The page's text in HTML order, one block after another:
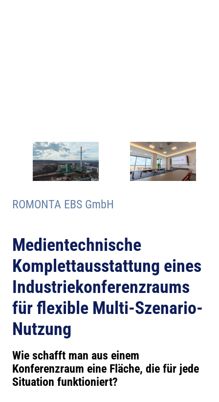
ROMONTA EBS GmbH
Medientechnische
Komplettausstattung eines
Industriekonferenzraums
für flexible Multi-Szenario-
Nutzung
Wie schafft man aus einem
Konferenzraum eine Fläche, die für jede
Situation funktioniert?